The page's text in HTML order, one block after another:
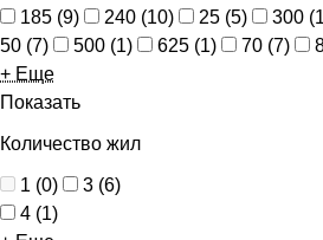
185 (9) 240 (10) 25 (5) 300 (1
50 (7) 500 (1) 625 (1) 70 (7)
+ Еще
Показать
Количество жил
1 (0) 3 (6)
4 (1)